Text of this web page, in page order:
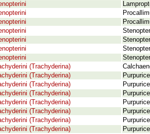
(Trachyderina)
(Trachyderina)
(Trachyderina)
(Trachyderina)
(Trachyderina)
(Trachyderina)
(Trachyderina)
(Trachyderina)